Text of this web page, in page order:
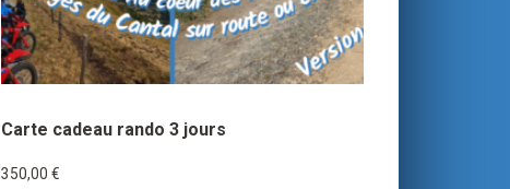
Carte cadeau rando 3 jours
350,00€